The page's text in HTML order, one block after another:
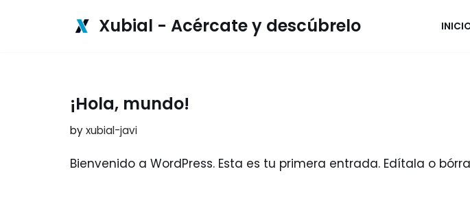
Xubial - Acércate y descúbrelo
¡Hola, mundo!
byxubial-javi
Bienvenido a WordPress. Esta es tu primera entrada. Edítala o